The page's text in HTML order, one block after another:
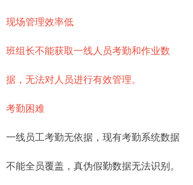
现场管理效率低
班组长不能获取一线人员考勤和作业数
据，无法对人员进行有效管理。
考勤困难
一线员工考勤无依据，现有考勤系统数据
不能全员覆盖，真伪假勤数据无法识别。